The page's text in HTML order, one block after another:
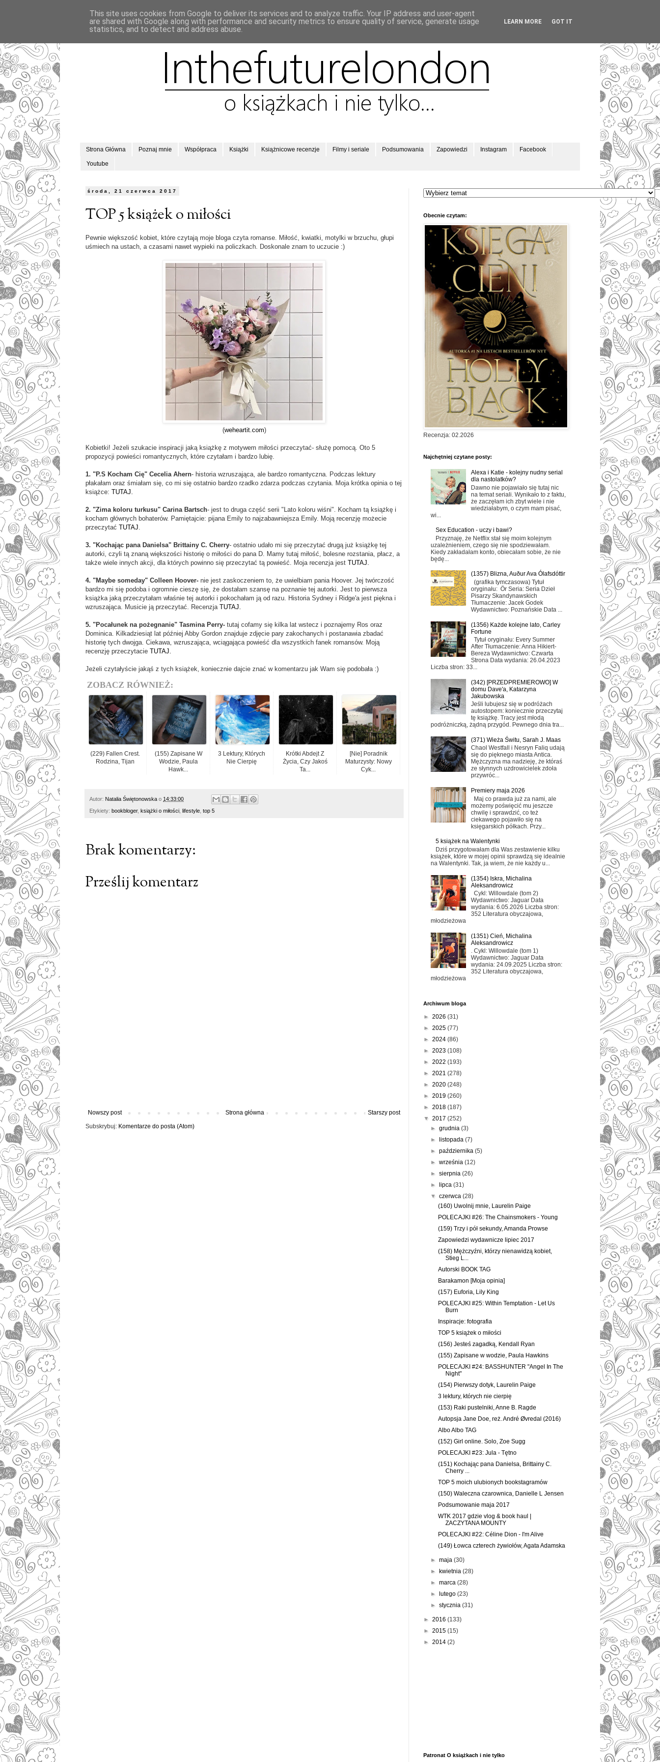
Strona Główna Poznaj mnie Współpraca Książki Książnicowe recenzje Filmy i seriale Podsumowania Zapowiedzi Instagram Facebook
Youtube
środa, 21 czerwca 2017
TOP 5 książek o miłości
Pewnie większość kobiet, które czytają moje bloga czyta romanse. Miłość, kwiatki, motylki w brzuchu, głupi
uśmiech na ustach, a czasami nawet wypieki na policzkach. Doskonale znam to uczucie :)
(weheartit.com)
Kobietki! Jeżeli szukacie inspiracji jaką książkę z motywem miłości przeczytać- służę pomocą. Oto 5
propozycji powieści romantycznych, które czytałam i bardzo lubię.
1. "P.S Kocham Cię" Cecelia Ahern- historia wzruszająca, ale bardzo romantyczna. Podczas lektury
płakałam oraz śmiałam się, co mi się ostatnio bardzo rzadko zdarza podczas czytania. Moja krótka opinia o tej
książce: TUTAJ.
2. "Zima koloru turkusu" Carina Bartsch- jest to druga część serii "Lato koloru wiśni". Kocham tą książkę i
kocham głównych bohaterów. Pamiętajcie: pijana Emily to najzabawniejsza Emily. Moją recenzję możecie
przeczytać TUTAJ.
3. "Kochając pana Danielsa" Brittainy C. Cherry- ostatnio udało mi się przeczytać drugą już książkę tej
autorki, czyli tą znaną większości historię o miłości do pana D. Mamy tutaj miłość, bolesne rozstania, płacz, a
także wiele innych akcji, dla których powinno się przeczytać tą powieść. Moja recenzja jest TUTAJ.
4. "Maybe someday" Colleen Hoover- nie jest zaskoczeniem to, że uwielbiam pania Hoover. Jej twórczość
bardzo mi się podoba i ogromnie cieszę się, że dostałam szansę na poznanie tej autorki. Jest to pierwsza
książka jaką przeczytałam właśnie tej autorki i pokochałam ją od razu. Historia Sydney i Ridge'a jest piękna i
wzruszająca. Musicie ją przeczytać. RecenzjaTUTAJ.
5. "Pocałunek na pożegnanie" Tasmina Perry- tutaj cofamy się kilka lat wstecz i poznajemy Ros oraz
Dominica. Kilkadziesiąt lat później Abby Gordon znajduje zdjęcie pary zakochanych i postanawia zbadać
historię tych dwojga. Ciekawa, wzruszająca, wciągająca powieść dla wszystkich fanek romansów. Moją
recenzję przeczytacie TUTAJ.
Jeżeli czytałyście jakąś z tych książek, koniecznie dajcie znać w komentarzu jak Wam się podobała :)
ZOBACZ RÓWNIEŻ:
(229) Fallen Crest.
Rodzina, Tijan
(155) Zapisane W
Wodzie, Paula
Hawk...
3 Lektury, Których
Nie Cierpię
Krótki Abdejt Z
Życia, Czy Jakoś
Ta...
[Nie] Poradnik
Maturzysty: Nowy
Cyk...
Autor: Natalia Świętonowska o 14:33:00
Etykiety: bookbloger, książki o miłości lifestyle top 5
Brak komentarzy:
Prześlij komentarz
Nowszy post Starszy post
Strona główna
Subskrybuj: Komentarze do posta (Atom)
Obecnie czytam:
Recenzja: 02.2026
Najchętniej czytane posty:
Alexa i Katie - kolejny nudny serial
dla nastolatków?
Dawno nie pojawiało się tutaj nic
na temat seriali. Wynikało to z faktu,
że zaczęłam ich zbyt wiele i nie
wiedziałabym, o czym mam pisać,
wi...
Sex Education - uczy i bawi?
Przyznaję, że Netflix stał się moim kolejnym
uzależnieniem, czego się nie spodziewałam.
Kiedy zakładałam konto, obiecałam sobie, że nie
będę...
(1357) Blizna, Auður Ava Ólafsdóttir
(grafika tymczasowa) Tytuł
oryginału: Ör Seria: Seria Dzieł
Pisarzy Skandynawskich
Tłumaczenie: Jacek Godek
Wydawnictwo: Poznańskie Data ...
(1356) Każde kolejne lato, Carley
Fortune
Tytuł oryginału: Every Summer
After Tłumaczenie: Anna Hikiert-
Bereza Wydawnictwo: Czwarta
Strona Data wydania: 26.04.2023
Liczba stron: 33...
(342) [PRZEDPREMIEROWO] W
domu Dave'a, Katarzyna
Jakubowska
Jeśli lubujesz się w podróżach
autostopem: koniecznie przeczytaj
tę książkę. Tracy jest młodą
podróżniczką, żądną przygód. Pewnego dnia tra...
(371) Wieża Świtu, Sarah J. Maas
Chaol Westfall i Nesryn Faliq udają
się do pięknego miasta Antica.
Mężczyzna ma nadzieję, że któraś
ze słynnych uzdrowicielek zdoła
przywróc...
Premiery maja 2026
Maj co prawda już za nami, ale
możemy poświęcić mu jeszcze
chwilę i sprawdzić, co też
ciekawego pojawiło się na
księgarskich półkach. Przy...
5 książek na Walentynki
Dziś przygotowałam dla Was zestawienie kilku
książek, które w mojej opinii sprawdzą się idealnie
na Walentynki. Tak, ja wiem, że nie każdy u...
(1354) Iskra, Michalina
Aleksandrowicz
Cykl: Willowdale (tom 2)
Wydawnictwo: Jaguar Data
wydania: 6.05.2026 Liczba stron:
352 Literatura obyczajowa,
młodzieżowa
(1351) Cień, Michalina
Aleksandrowicz
. Cykl: Willowdale (tom 1)
Wydawnictwo: Jaguar Data
wydania: 24.09.2025 Liczba stron:
352 Literatura obyczajowa,
młodzieżowa
Archiwum bloga
► 2026 (31)
► 2025 (77)
► 2024 (86)
► 2023 (108)
► 2022 (193)
► 2021 (278)
► 2020 (248)
► 2019 (260)
► 2018 (187)
▼ 2017 (252)
►grudnia(3)
►
listopada(7)
►października(5)
►września(12)
►sierpnia(26)
►
lipca(31)
▼czerwca(28)
(160) Uwolnij mnie, Laurelin Paige
POLECAJKI #26: The Chainsmokers - Young
(159) Trzy i pół sekundy, Amanda Prowse
Zapowiedzi wydawnicze lipiec 2017
(158) Mężczyźni, którzy nienawidzą kobiet,
Stieg L...
Autorski BOOK TAG
Barakamon [Moja opinia]
(157) Euforia, Lily King
POLECAJKI #25: Within Temptation - Let Us
Burn
Inspiracje: fotografia
TOP 5 książek o miłości
(156) Jesteś zagadką, Kendall Ryan
(155) Zapisane w wodzie, Paula Hawkins
POLECAJKI #24: BASSHUNTER "Angel In The
Night"
(154) Pierwszy dotyk, Laurelin Paige
3 lektury, których nie cierpię
(153) Raki pustelniki, Anne B. Ragde
Autopsja Jane Doe, reż. André Øvredal (2016)
Albo Albo TAG
(152) Girl online. Solo, Zoe Sugg
POLECAJKI #23: Jula - Tętno
(151) Kochając pana Danielsa, Brittainy C.
Cherry ...
TOP 5 moich ulubionych bookstagramów
(150) Waleczna czarownica, Danielle L Jensen
Podsumowanie maja 2017
WTK 2017 gdzie vlog & book haul |
ZACZYTANA MOUNTY
POLECAJKI #22: Céline Dion - I'm Alive
(149) Łowca czterech żywiołów, Agata Adamska
►maja(30)
► kwietnia(28)
►marca(28)
►
lutego(23)
►stycznia(31)
► 2016 (133)
► 2015 (15)
► 2014 (2)
Patronat O książkach i nie tylko
This site uses cookies from Google to deliver its services and to analyze traffic. Your IP address and user-agent
are shared with Google along with performance and security metrics to ensure quality of service, generate usage
statistics, and to detect and address abuse.
LEARN MORE GOT IT